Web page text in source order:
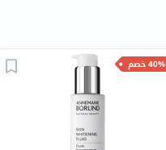
40% خصم